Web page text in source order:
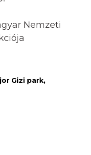
Nemzeti
Gizi park,